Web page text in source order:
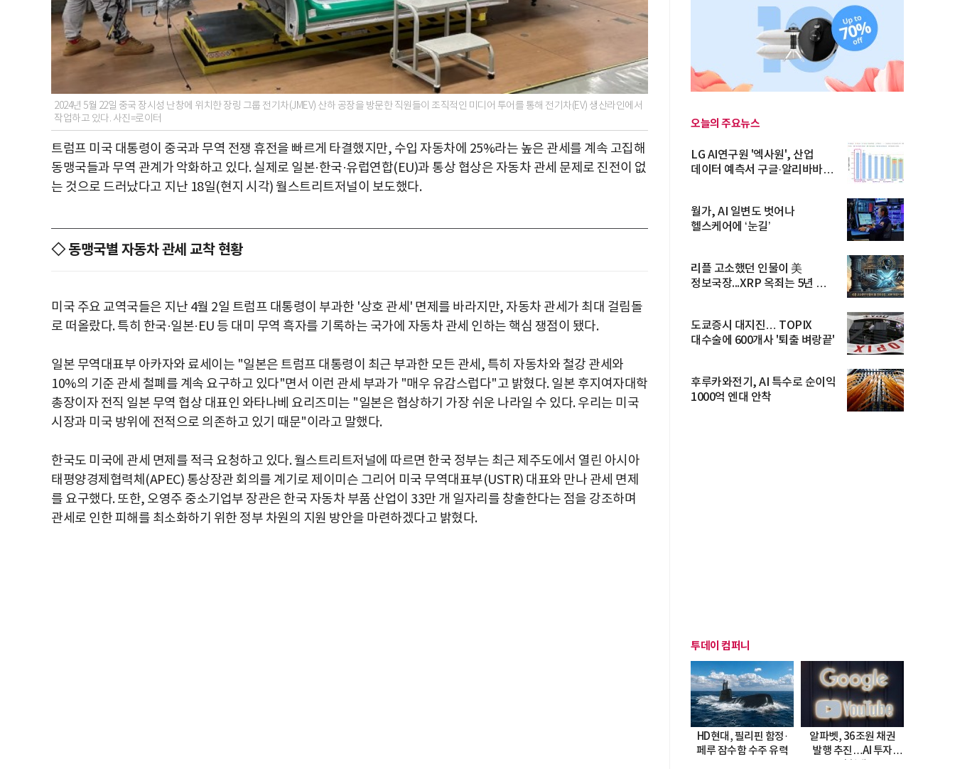
2024년 5월 22일 중국 장시성 난창에 위치한 장링 그룹 전기차(JMEV) 산하 공장을 방문한 직원들이 조직적인 미디어 투어를 통해 전기차(EV) 생산라인에서
작업하고 있다. 사진=로이터
트럼프 미국 대통령이 중국과 무역 전쟁 휴전을 빠르게 타결했지만, 수입 자동차에 25%라는 높은 관세를 계속 고집해
동맹국들과 무역 관계가 악화하고 있다. 실제로 일본·한국·유럽연합(EU)과 통상 협상은 자동차 관세 문제로 진전이 없
는 것으로 드러났다고 지난 18일(현지 시각) 월스트리트저널이 보도했다.
◇ 동맹국별 자동차 관세 교착 현황
미국 주요 교역국들은 지난 4월 2일 트럼프 대통령이 부과한 '상호 관세' 면제를 바라지만, 자동차 관세가 최대 걸림돌
로 떠올랐다. 특히 한국·일본·EU 등 대미 무역 흑자를 기록하는 국가에 자동차 관세 인하는 핵심 쟁점이 됐다.
일본 무역대표부 아카자와 료세이는 "일본은 트럼프 대통령이 최근 부과한 모든 관세, 특히 자동차와 철강 관세와
10%의 기준 관세 철폐를 계속 요구하고 있다"면서 이런 관세 부과가 "매우 유감스럽다"고 밝혔다. 일본 후지여자대학
총장이자 전직 일본 무역 협상 대표인 와타나베 요리즈미는 "일본은 협상하기 가장 쉬운 나라일 수 있다. 우리는 미국
시장과 미국 방위에 전적으로 의존하고 있기 때문"이라고 말했다.
한국도 미국에 관세 면제를 적극 요청하고 있다. 월스트리트저널에 따르면 한국 정부는 최근 제주도에서 열린 아시아
태평양경제협력체(APEC) 통상장관 회의를 계기로 제이미슨 그리어 미국 무역대표부(USTR) 대표와 만나 관세 면제
를 요구했다. 또한, 오영주 중소기업부 장관은 한국 자동차 부품 산업이 33만 개 일자리를 창출한다는 점을 강조하며
관세로 인한 피해를 최소화하기 위한 정부 차원의 지원 방안을 마련하겠다고 밝혔다.
오늘의 주요뉴스
LG AI연구원 '엑사원', 산업
데이터 예측서 구글·알리바바
월가, AI 일변도 벗어나
헬스케어에 ‘눈길’
리플 고소했던 인물이 美
정보국장...XRP 옥죄는 5년 법적
도쿄증시 대지진… TOPIX
대수술에 600개사 '퇴출 벼랑끝'
후루카와전기, AI 특수로 순이익
1000억 엔대 안착
투데이 컴퍼니
HD현대, 필리핀 함정·
페루 잠수함 수주 유력
알파벳, 36조원 채권
발행 추진…AI 투자